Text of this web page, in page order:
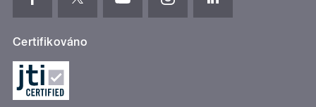
Certifikováno